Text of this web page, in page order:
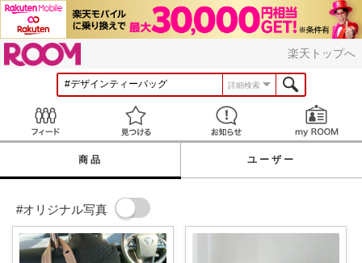
楽天トップへ
詳細検索
見つける お知らせ
商品 ユーザー
#オリジナル写真